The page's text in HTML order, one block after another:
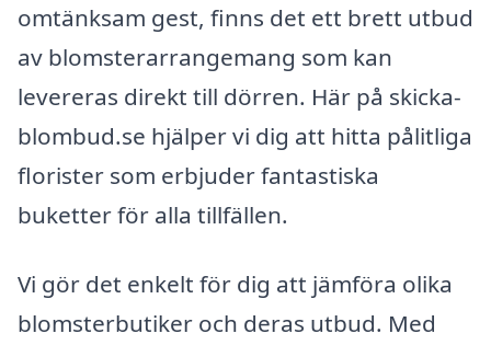
omtänksam gest, finns det ett brett utbud
av blomsterarrangemang som kan
levereras direkt till dörren. Här på skicka-
blombud.se hjälper vi dig att hitta pålitliga
florister som erbjuder fantastiska
buketter för alla tillfällen.
Vi gör det enkelt för dig att jämföra olika
blomsterbutiker och deras utbud. Med